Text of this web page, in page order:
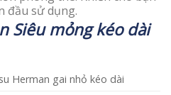
đầu sử dụng.
Siêu mỏng kéo dài
Herman gai nhỏ kéo dài